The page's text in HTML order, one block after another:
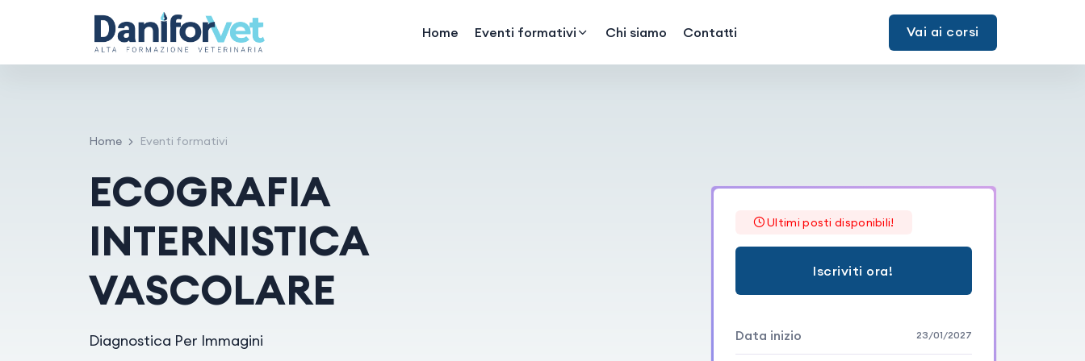
Home Eventi formativi Chi siamo Contatti Vai ai corsi
Home Eventi formativi
ECOGRAFIA
INTERNISTICA
VASCOLARE
Diagnostica Per Immagini
Ultimi posti disponibili!
Iscriviti ora!
Data inizio 23/01/2027